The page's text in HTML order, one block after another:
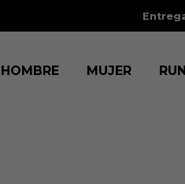
HOMBRE MUJER